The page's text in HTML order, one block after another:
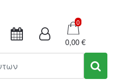
Καλάθι
0
0,00 €